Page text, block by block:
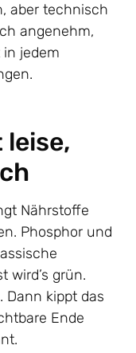
aber technisch
angenehm,
jedem
Nährstoffe
Phosphor und
wird’s grün.
Dann kippt das
Ende